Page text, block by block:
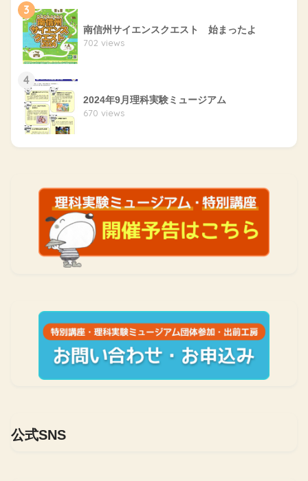
3
南信州サイエンスクエスト 始まったよ
702 views
4
2024年9月理科実験ミュージアム
670 views
公式SNS